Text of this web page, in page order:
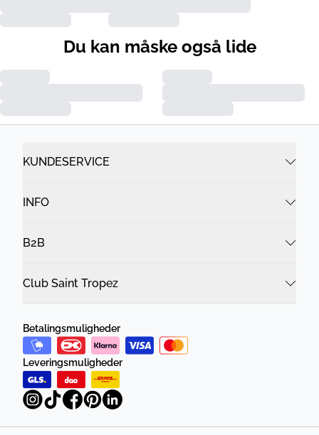
Du kan måske også lide
KUNDESERVICE
INFO
B2B
Club Saint Tropez
Betalingsmuligheder
Leveringsmuligheder